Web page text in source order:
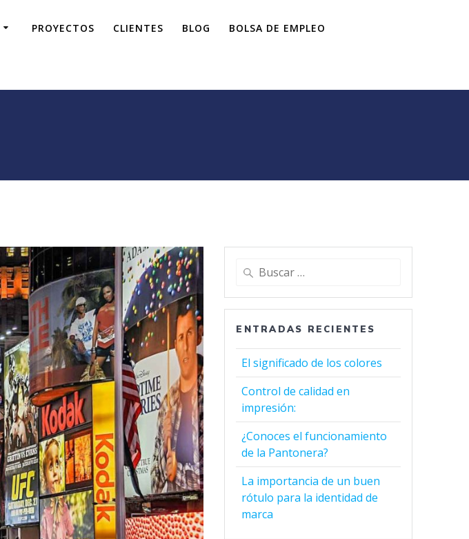
PROYECTOS CLIENTES BLOG BOLSA DE EMPLEO
ENTRADAS RECIENTES
El significado de los colores
Control de calidad en
impresión:
¿Conoces el funcionamiento
de la Pantonera?
La importancia de un buen
rótulo para la identidad de
marca